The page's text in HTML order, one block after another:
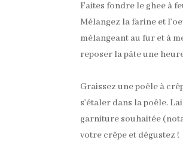
Faites fondre le ghee à
Mélangez la farine et
mélangeant au fur et à
reposer la pâte une
Graissez une poêle à
s’étaler dans la poêle.
garniture souhaitée
votre crêpe et dégustez !